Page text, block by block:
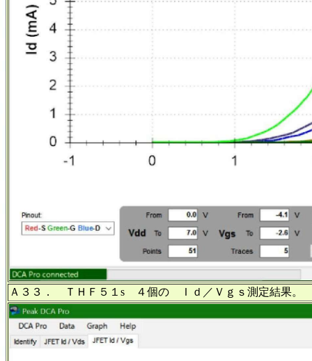
Ａ３３． ＴＨＦ５１s ４個の Ｉｄ／Ｖｇｓ測定結果。